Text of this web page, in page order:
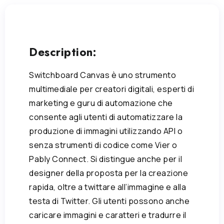
Description:
Switchboard Canvas è uno strumento
multimediale per creatori digitali, esperti di
marketing e guru di automazione che
consente agli utenti di automatizzare la
produzione di immagini utilizzando API o
senza strumenti di codice come Vier o
Pably Connect. Si distingue anche per il
designer della proposta per la creazione
rapida, oltre a twittare all’immagine e alla
testa di Twitter. Gli utenti possono anche
caricare immagini e caratteri e tradurre il